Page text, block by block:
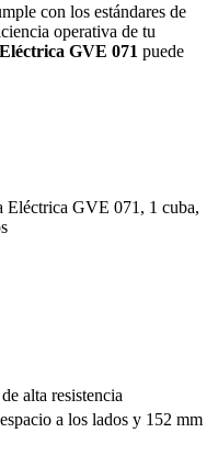
con los estándares de
operativa de tu
GVE 071 puede
Eléctrica GVE 071, 1 cuba,
alta resistencia
a los lados y 152 mm